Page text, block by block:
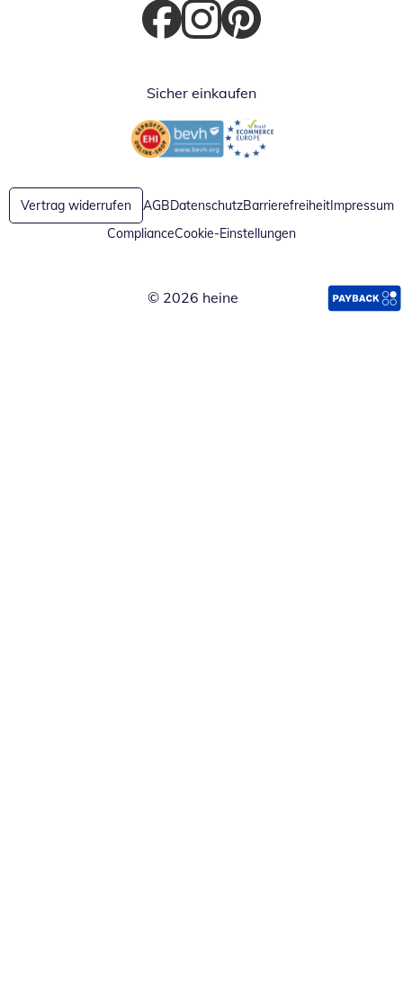
Öffnet in neuem Fenster
Öffnet in neuem Fenster
Öffnet in neuem Fenster
Sicher einkaufen
Öffnet in neuem FensterÖffnet in neuem Fenster
Vertrag widerrufen AGBDatenschutzBarrierefreiheitImpressum
ComplianceCookie-Einstellungen
© 2026 heine